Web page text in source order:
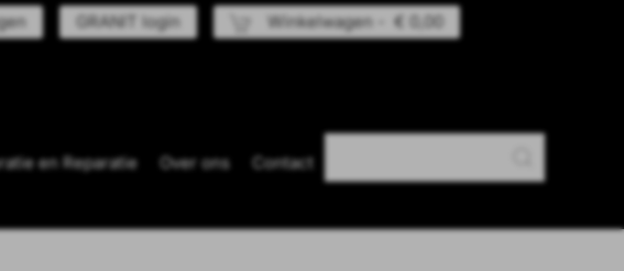
GRANIT login Winkelwagen - € 0,00
en Reparatie Over ons Contact